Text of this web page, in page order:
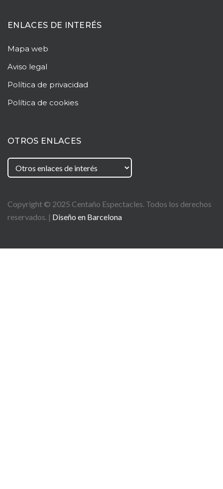
ENLACES DE INTERÉS
Mapa web
Aviso legal
Política de privacidad
Política de cookies
OTROS ENLACES
Copyright © 2025 Centaño Espectacles. Todos los derechos
reservados. | Diseño en Barcelona